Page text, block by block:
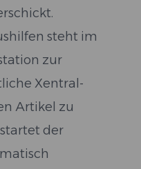
steht im
zur
Xentral-
Artikel zu
der